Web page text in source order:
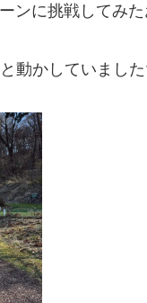
ンに挑戦してみ
動かしていました